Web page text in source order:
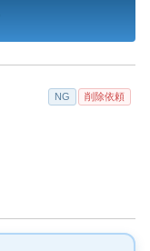
NG 削除依頼